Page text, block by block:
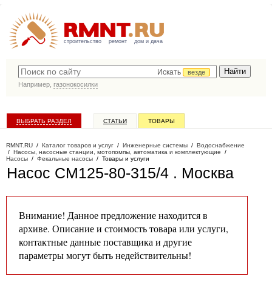
строительство ремонт дом и дача
Искать
везде
Например, газонокосилки
ВЫБРАТЬ РАЗДЕЛ СТАТЬИ ТОВАРЫ
RMNT.RU / Каталог товаров и услуг / Инженерные системы / Водоснабжение
/ Насосы, насосные станции, мотопомпы, автоматика и комплектующие /
Насосы / Фекальные насосы / Товары и услуги
Насос СМ125-80-315/4 . Москва
Внимание! Данное предложение находится в
архиве. Описание и стоимость товара или услуги,
контактные данные поставщика и другие
параметры могут быть недействительны!